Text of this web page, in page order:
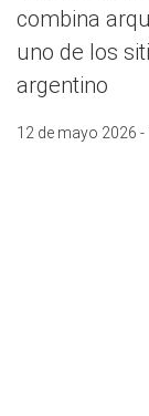
combina
uno de los
argentino
12 de mayo 2026 -